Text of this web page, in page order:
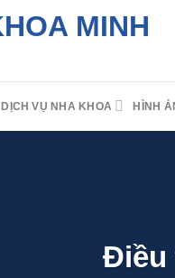
DỊCH VỤ NHA KHOA HÌNH
Điều